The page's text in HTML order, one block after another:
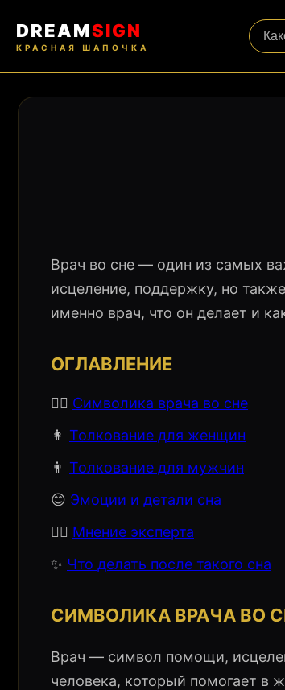
DREAMSIGN
КРАСНАЯ ШАПОЧКА
Врач во сне — один из самых
исцеление, поддержку, но
именно врач, что он делает и
ОГЛАВЛЕНИЕ
👨‍⚕️ Символика врача во сне
👩 Толкование для женщин
👨 Толкование для мужчин
😊 Эмоции и детали сна
🧙‍♀️ Мнение эксперта
✨ Что делать после такого сна
СИМВОЛИКА ВРАЧА ВО
Врач — символ помощи,
человека, который помогает в